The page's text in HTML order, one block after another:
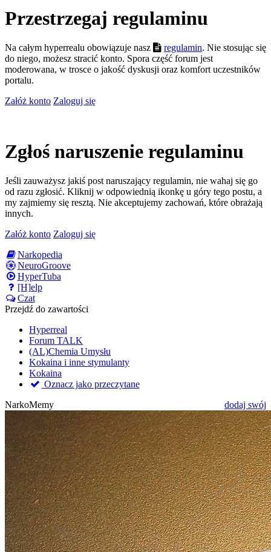
Przestrzegaj regulaminu
Na całym hyperrealu obowiązuje nasz regulamin. Nie stosując się
do niego, możesz stracić konto. Spora część forum jest
moderowana, w trosce o jakość dyskusji oraz komfort uczestników
portalu.
Załóż konto Zaloguj się
Zgłoś naruszenie regulaminu
Jeśli zauważysz jakiś post naruszający regulamin, nie wahaj się go
od razu zgłosić. Kliknij w odpowiednią ikonkę u góry tego postu, a
my zajmiemy się resztą. Nie akceptujemy zachowań, które obrażają
innych.
Załóż konto Zaloguj się
Narkopedia
NeuroGroove
HyperTuba
[H]elp
Czat
Przejdź do zawartości
Hyperreal
Forum TALK
(AL)Chemia Umysłu
Kokaina i inne stymulanty
Kokaina
Oznacz jako przeczytane
NarkoMemy
dodaj swój